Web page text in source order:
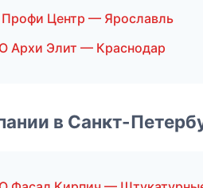
Центр — Ярославль
Архи Элит — Краснодар
в Санкт-